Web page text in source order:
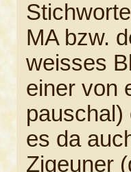
MA bzw.
weisses
einer von
pauschal)
es da
Zigeuner